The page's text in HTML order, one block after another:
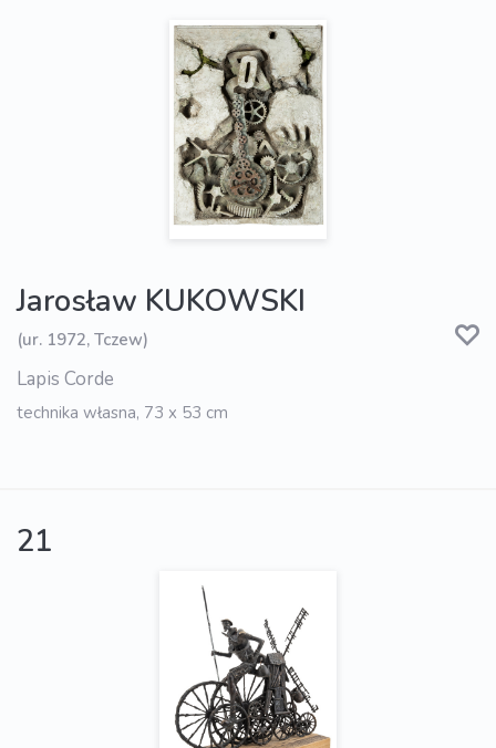
Jarosław KUKOWSKI
(ur. 1972, Tczew)
Lapis Corde
technika własna, 73 x 53 cm
21